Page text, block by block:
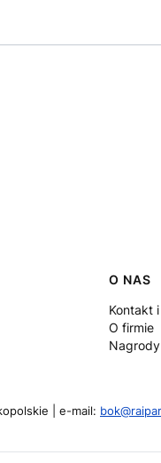
O NAS
Kontakt
O firmie
| e-mail: